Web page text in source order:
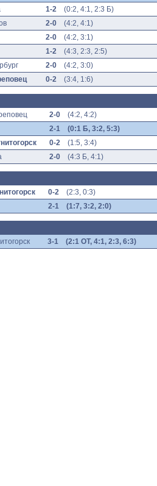
1-2 (0:2, 4:1, 2:3 Б)
2-0 (4:2, 4:1)
2-0 (4:2, 3:1)
1-2 (4:3, 2:3, 2:5)
2-0 (4:2, 3:0)
0-2 (3:4, 1:6)
2-0 (4:2, 4:2)
2-1
(0:1 Б, 3:2, 5:3)
0-2 (1:5, 3:4)
2-0 (4:3 Б, 4:1)
0-2 (2:3, 0:3)
2-1 (1:7, 3:2, 2:0)
3-1 (2:1 ОТ, 4:1, 2:3, 6:3)